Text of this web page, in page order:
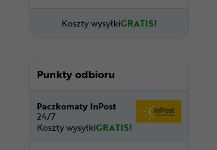
Koszty wysyłkiGRATIS!
Punkty odbioru
Paczkomaty InPost
24/7
Koszty wysyłkiGRATIS!